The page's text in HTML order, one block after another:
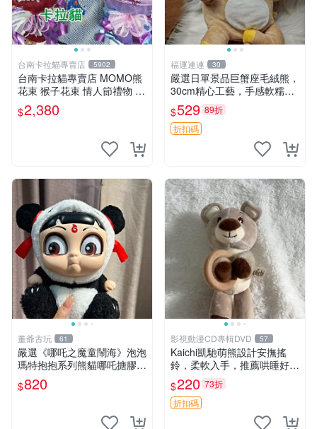
台南卡拉貓專賣店 5902
台南卡拉貓專賣店 MOMO熊
花束 猴子花束 情人節禮物 二
選一 可繡字 可今天寄明天到
$2,380
福運連連 30
嚴選日單景品巨蟹座毛絨熊，
30cm精心工藝，手感軟糯推
薦收藏送人 巨蟹座 毛絨玩具
精緻做工
$529 89折
折扣碼
董爺古玩 61
嚴選《哪吒之魔童鬧海》泡泡
瑪特抱抱系列熊貓哪吒搪膠臉
毛絨， STATE：如圖顯示 哪
吒 毛絨公仔 泡泡瑪特
$820
影視動漫CD專輯DVD 57
Kaichi凱馳萌熊設計安撫搖
鈴，柔軟入手，推薦哄睡好選
擇 熊公仔 安撫玩具 喂食環
$220 73折
折扣碼